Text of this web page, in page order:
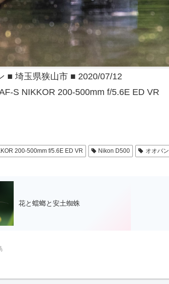
■ 埼玉県狭山市 ■ 2020/07/12
S NIKKOR 200-500mm f/5.6E ED VR
200-500mm f/5.6E ED VR Nikon D500 オオバン
花と蟷螂と安土蜘蛛